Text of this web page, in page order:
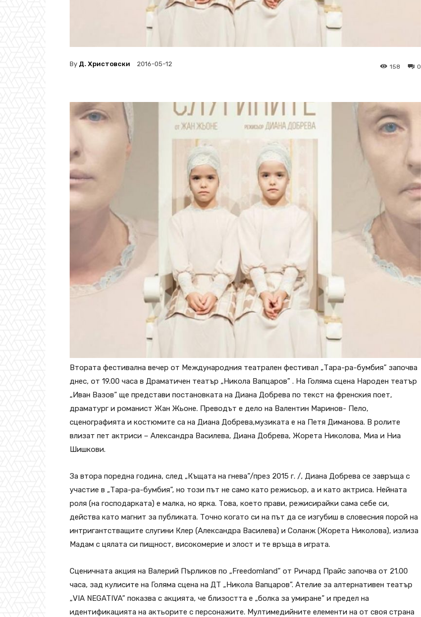
By Д. Христовски 2016-05-12 0
158
Втората фестивална вечер от Международния театрален фестивал „Тара-ра-бумбия” започва
днес, от 19.00 часа в Драматичен театър „Никола Вапцаров” . На Голяма сцена Народен театър
„Иван Вазов” ще представи постановката на Диана Добрева по текст на френския поет,
драматург и романист Жан Жьоне. Преводът е дело на Валентин Маринов- Пело,
сценографията и костюмите са на Диана Добрева,музиката е на Петя Диманова. В ролите
влизат пет актриси – Александра Василева, Диана Добрева, Жорета Николова, Миа и Ниа
Шишкови.
За втора поредна година, след „Къщата на гнева”/през 2015 г. /, Диана Добрева се завръща с
участие в „Тара-ра-бумбия”, но този път не само като режисьор, а и като актриса. Нейната
роля (на господарката) е малка, но ярка. Това, което прави, режисирайки сама себе си,
действа като магнит за публиката. Точно когато си на път да се изгубиш в словесния порой на
интригантстващите слугини Клер (Александра Василева) и Соланж (Жорета Николова), излиза
Мадам с цялата си пищност, високомерие и злост и те връща в играта.
Сценичната акция на Валерий Пърликов по „Freedomland” от Ричард Прайс започва от 21.00
часа, зад кулисите на Голяма сцена на ДТ „Никола Вапцаров”. Ателие за алтернативен театър
„VIA NEGATIVA” показва с акцията, че близостта е „болка за умиране” и предел на
идентификацията на актьорите с персонажите. Мултимедийните елементи на от своя страна